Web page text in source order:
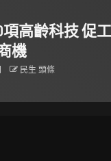
高齡科技 促
機
民生 頭條